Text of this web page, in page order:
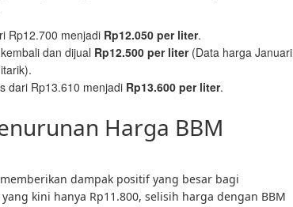
Rp12.700 menjadi Rp12.050 per liter.
dan dijual Rp12.500 per liter(Data harga Januari
dari Rp13.610 menjadi Rp13.600 per liter.
Harga BBM
dampak positif yang besar bagi
kini hanya Rp11.800, selisih harga dengan BBM